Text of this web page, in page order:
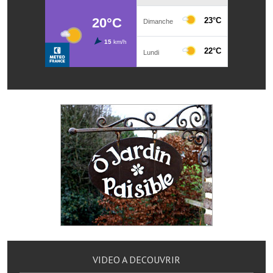
Agents immobiliers
Réserver une salle
Maison des services et des associations fressinoises
VILLE ACTIVE
Village culturel
La société musicale de l'Avenir Fressinois
La troupe théâtrale de l'Avenir Fressinois
Les Amis du Patrimoine
L'association du châteauVIDEO A DECOUVRIR